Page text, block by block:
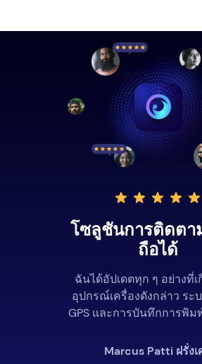
โซลูชันการติดตา
ถือได้
ฉันได้อัปเดตทุก ๆ อย่างที่
อุปกรณ์เครื่องดังกล่าว ระ
GPS และการบันทึกการพิ
Marcus Patti ฝรั่งเ